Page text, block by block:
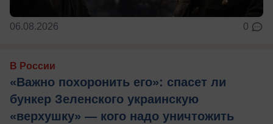
06.08.2026 0
В России
«Важно похоронить его»: спасет ли
бункер Зеленского украинскую
«верхушку» — кого надо уничтожить